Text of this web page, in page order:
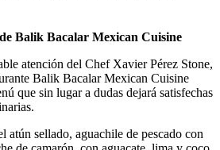
Balik Bacalar Mexican Cuisine
atención del Chef Xavier Pérez Stone,
Balik Bacalar Mexican Cuisine
que sin lugar a dudas dejará satisfechas
atún sellado, aguachile de pescado con